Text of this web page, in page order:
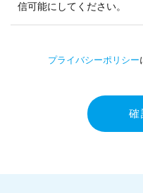
信可能にしてください。
プライバシーポリシー
確